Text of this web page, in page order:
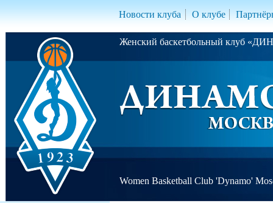
Новости клуба О клубе
Женский баскетбольный клуб
Women Basketball Club 'Dynamo'